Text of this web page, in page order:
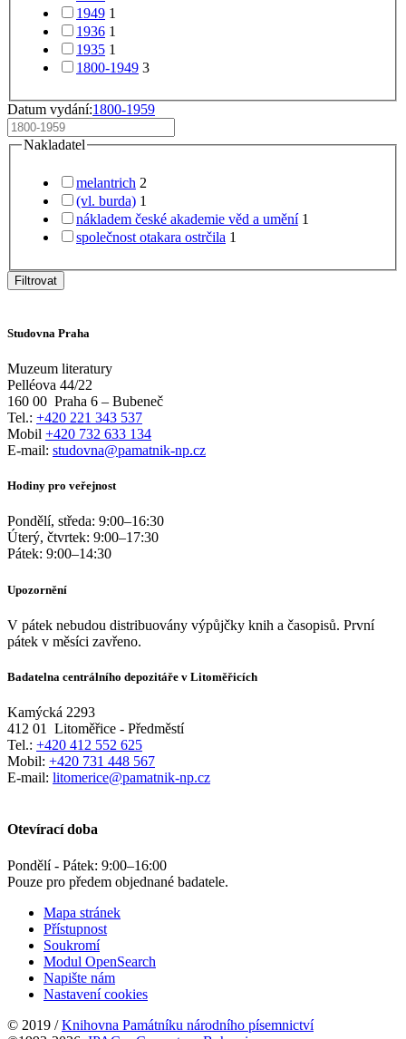
1949 1
1936 1
1935 1
1800-1949 3
Datum vydání:1800-1959
Nakladatel
melantrich 2
(vl. burda) 1
nákladem české akademie věd a umění 1
společnost otakara ostrčila 1
Filtrovat
Studovna Praha
Muzeum literatury
Pelléova 44/22
160 00 Praha 6 – Bubeneč
Tel.: +420 221 343 537
Mobil +420 732 633 134
E-mail: studovna@pamatnik-np.cz
Hodiny pro veřejnost
Pondělí, středa: 9:00–16:30
Úterý, čtvrtek: 9:00–17:30
Pátek: 9:00–14:30
Upozornění
V pátek nebudou distribuovány výpůjčky knih a časopisů. První
pátek v měsíci zavřeno.
Badatelna centrálního depozitáře v Litoměřicích
Kamýcká 2293
412 01
Litoměřice - Předměstí
Tel.: +420 412 552 625
Mobil: +420 731 448 567
E-mail: litomerice@pamatnik-np.cz
Otevírací doba
Pondělí - Pátek: 9:00–16:00
Pouze pro předem objednané badatele.
Mapa stránek
Přístupnost
Soukromí
Modul OpenSearch
Napište nám
Nastavení cookies
© 2019 /Knihovna Památníku národního písemnictví